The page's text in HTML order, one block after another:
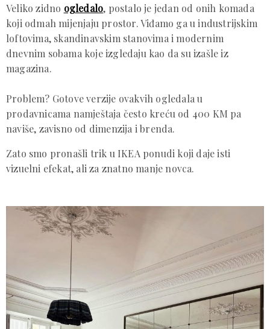
Veliko zidno ogledalo, postalo je jedan od onih komada
koji odmah mijenjaju prostor. Viđamo ga u industrijskim
loftovima, skandinavskim stanovima i modernim
dnevnim sobama koje izgledaju kao da su izašle iz
magazina.
Problem? Gotove verzije ovakvih ogledala u
prodavnicama namještaja često kreću od 400 KM pa
naviše, zavisno od dimenzija i brenda.
Zato smo pronašli trik u IKEA ponudi koji daje isti
vizuelni efekat, ali za znatno manje novca.